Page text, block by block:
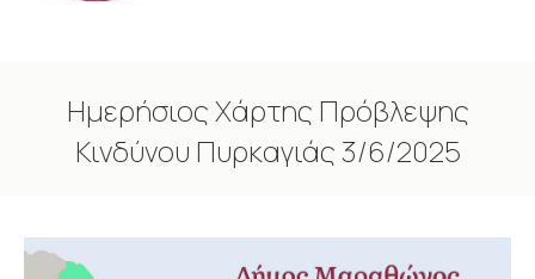
Ημερήσιος Χάρτης Πρόβλεψης
Κινδύνου Πυρκαγιάς 3/6/2025